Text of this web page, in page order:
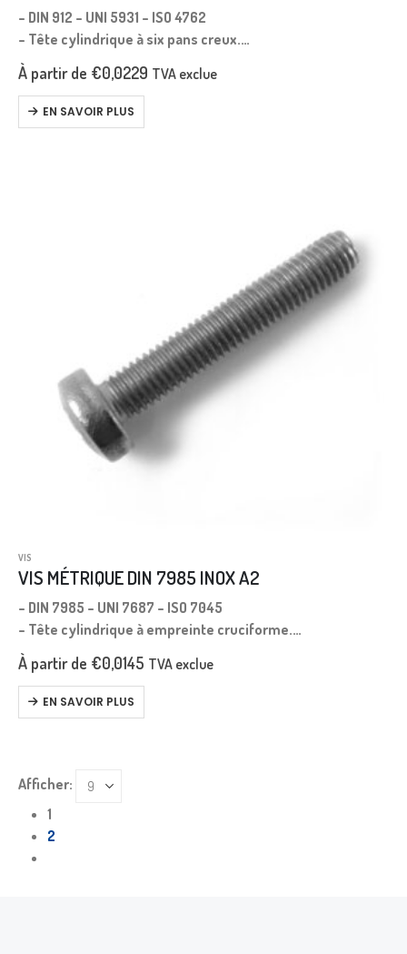
– DIN 912 – UNI 5931 – ISO 4762
– Tête cylindrique à six pans creux.
– Filetage métrique.
– Pas gros.
– Longueur mesurée sous tête.
À partir de €0,0229 TVA exclue
EN SAVOIR PLUS
VIS
VIS MÉTRIQUE DIN 7985 INOX A2
– DIN 7985 – UNI 7687 – ISO 7045
– Tête cylindrique à empreinte cruciforme.
– Filetage métrique.
– Pas gros.
– Longueur mesurée sous la tête.
À partir de €0,0145 TVA exclue
EN SAVOIR PLUS
Afficher:
1
2